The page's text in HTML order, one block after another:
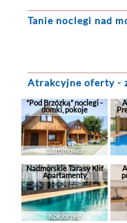
Tanie noclegi nad
Atrakcyjne oferty -
"Pod Brzózką" noclegi -
domki, pokoje
Sarbinowo
Nadmorskie Tarasy Klif
Apartamenty
Kołobrzeg